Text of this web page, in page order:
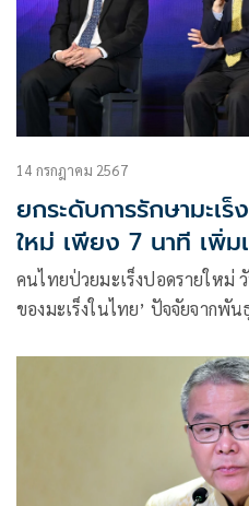
14 กรกฎาคม 2567
ยกระดับการรักษามะเ
ใหม่ เพียง 7 นาที เพิ่ม
คนไทยป่วยมะเร็งปอดรายใหม่
ของมะเร็งในไทย’ ปัจจัยจากพั